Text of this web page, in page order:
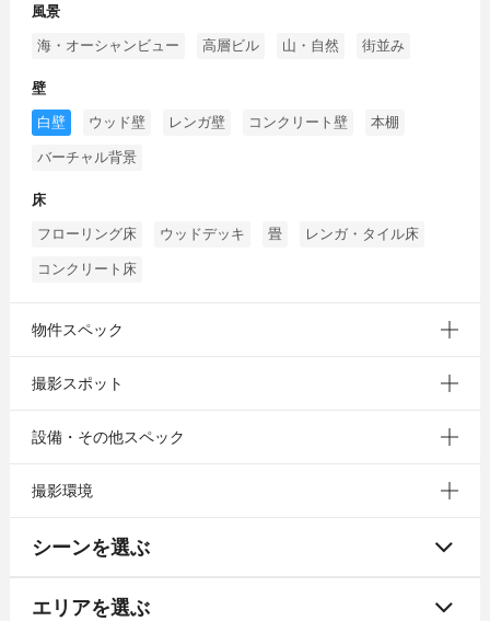
風景
海・オーシャンビュー 高層ビル 山・自然 街並み
壁
白壁 ウッド壁 レンガ壁 コンクリート壁 本棚
バーチャル背景
床
フローリング床 ウッドデッキ 畳 レンガ・タイル床
コンクリート床
物件スペック
撮影スポット
設備・その他スペック
撮影環境
シーンを選ぶ
エリアを選ぶ